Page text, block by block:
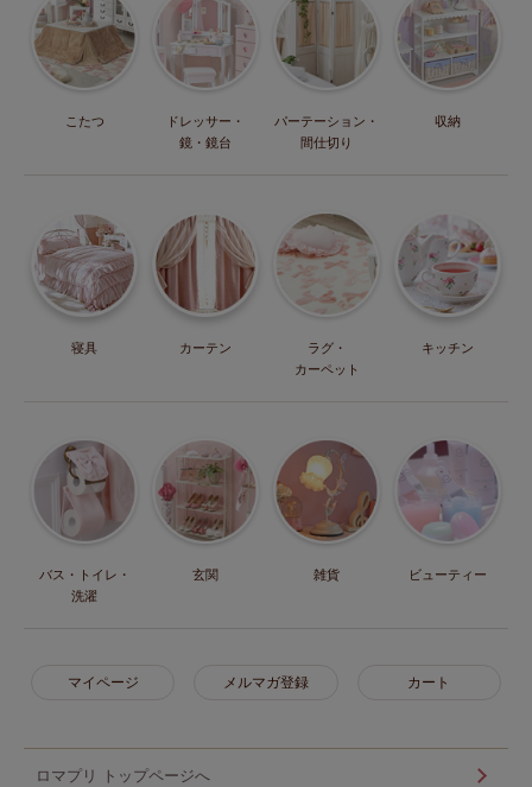
こたつ
ドレッサー・
鏡・鏡台
パーテーション・
間仕切り
収納
寝具 カーテン
ラグ・
カーペット
キッチン
バス・トイレ・
洗濯
玄関 雑貨 ビューティー
マイページ メルマガ登録 カート
ロマプリ トップページへ